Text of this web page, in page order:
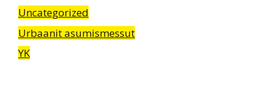
Uncategorized
Urbaanit asumismessut
YK